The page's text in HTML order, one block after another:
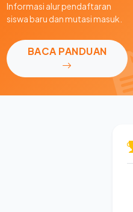
Informasi alur pendaftaran
siswa baru dan mutasi masuk.
BACA PANDUAN